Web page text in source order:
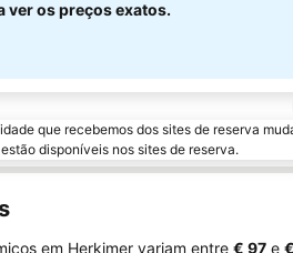
ver os preços exatos.
que recebemos dos sites de reserva
disponíveis nos sites de reserva.
em Herkimer variam entre ‎€ 97 e